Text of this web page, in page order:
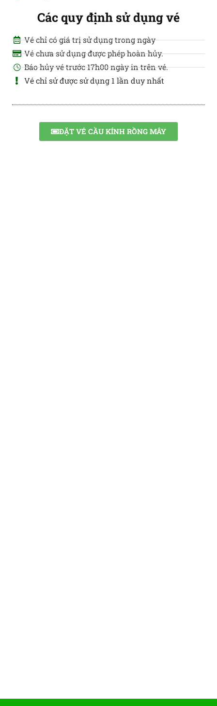
Các quy định sử dụng vé
Vé chỉ có giá trị sử dụng trong ngày
Vé chưa sử dụng được phép hoàn hủy.
Báo hủy vé trước 17h00 ngày in trên vé.
Vé chỉ sử được sử dụng 1 lần duy nhất
ĐẶT VÉ CẦU KÍNH RỒNG MÂY